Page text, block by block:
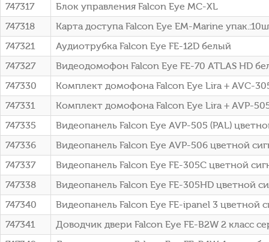
747317
Блок управления Falcon Eye MC-XL
747318
Карта доступа Falcon Eye EM-Marine
747321
Аудиотрубка Falcon Eye FE-12D белый
747327
Видеодомофон Falcon Eye FE-70 ATLAS HD
747330
Комплект домофона Falcon Eye Lira + AVC-
747331
Комплект домофона Falcon Eye Lira + AVP-
747335
Видеопанель Falcon Eye AVP-505 (PAL)
747336
Видеопанель Falcon Eye AVP-506 цветной
747337
Видеопанель Falcon Eye FE-305C цветной
747338
Видеопанель Falcon Eye FE-305HD цветной
747340
Видеопанель Falcon Eye FE-ipanel 3 цветной
747341
Доводчик двери Falcon Eye FE-B2W 2 класс